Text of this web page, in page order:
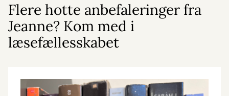
Flere hotte anbefaleringer fra
Jeanne? Kom med i
læsefællesskabet